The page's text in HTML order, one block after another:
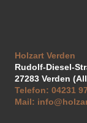
Holzart Verden
Rudolf-Diesel-
27283 Verden
Telefon: 04231
Mail: